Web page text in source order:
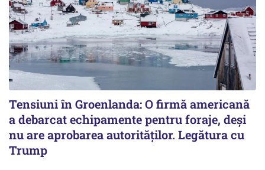
Tensiuni în Groenlanda: O firmă americană
a debarcat echipamente pentru foraje, deși
nu are aprobarea autorităților. Legătura cu
Trump